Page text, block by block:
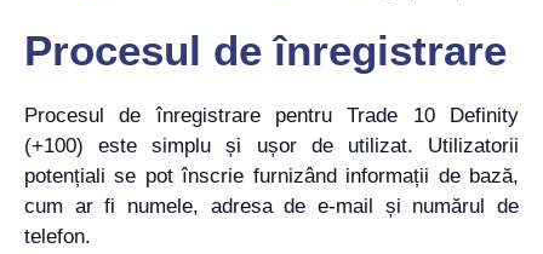
Procesul de înregistrare
Procesul de înregistrare pentru Trade 10 Definity
(+100) este simplu și ușor de utilizat. Utilizatorii
potențiali se pot înscrie furnizând informații de bază,
cum ar fi numele, adresa de e-mail și numărul de
telefon.